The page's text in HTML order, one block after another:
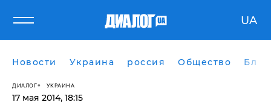
UA
Новости Украина россия Общество
ДИАЛОГ УКРАИНА
17 мая 2014, 18:15